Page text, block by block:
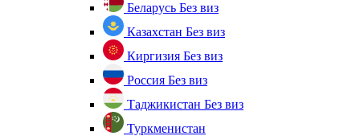
Беларусь Без виз
Казахстан Без виз
Киргизия Без виз
Россия Без виз
Таджикистан Без виз
Туркменистан